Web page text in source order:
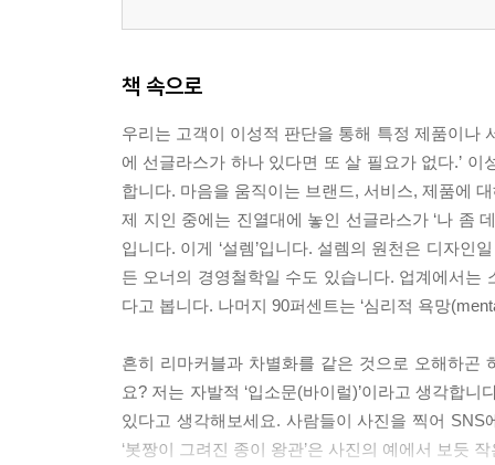
책 속으로
우리는 고객이 이성적 판단을 통해 특정 제품이나
에 선글라스가 하나 있다면 또 살 필요가 없다.’
합니다. 마음을 움직이는 브랜드, 서비스, 제품에
제 지인 중에는 진열대에 놓인 선글라스가 ‘나 좀
입니다. 이게 ‘설렘’입니다. 설렘의 원천은 디자
든 오너의 경영철학일 수도 있습니다. 업계에서는
다고 봅니다. 나머지 90퍼센트는 ‘심리적 욕망
흔히 리마커블과 차별화를 같은 것으로 오해하곤
요? 저는 자발적 ‘입소문(바이럴)’이라고 생각합
있다고 생각해보세요. 사람들이 사진을 찍어 SNS
‘봇짱이 그려진 종이 왕관’은 사진의 예에서 보듯